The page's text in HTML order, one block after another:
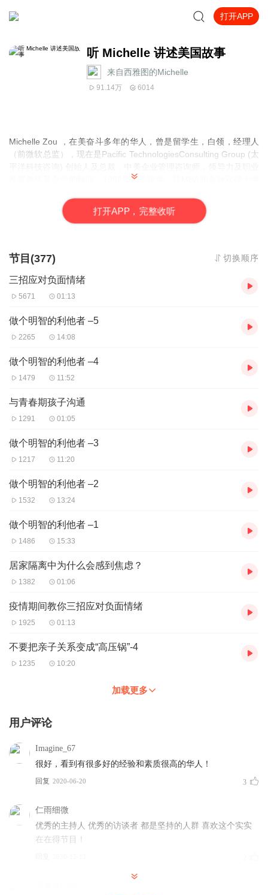
打开APP
听 Michelle 讲述美国故事
来自西雅图的Michelle
91.14万 6014
Michelle Zou ，在美奋斗多年的华人，曾是留学生，白领，经理人
（前微软总监），现在是Pacific TechnologiesConsulting Group (太
发展教练及企业的顾问。1998年赴美留学，获MBA和金融双硕士学
曾在微软、HP、EMC和IDC等多家跨国公司任职，负责产品研发、
市场调研和营销，管理过多项互联网产品与服务在全球市场的调
管理人才培养，美中商业文化，产品研发和策划，产品创新与管
理，市场营销方面的培训与咨询， 客户包括微软、中兴ZTE、东软
等。她还作为U.S. Speaker Program 的国际Speaker应美国政府邀
请到多国进行讲座。
走出您自己的美国之路！
打开APP，完整收听
节目(377) 切换顺序
三招应对负面情绪
5671 01:13
做个明智的利他者 –5
2265 14:08
做个明智的利他者 –4
1479 11:52
与青春期孩子沟通
1291 01:05
做个明智的利他者 –3
1217 11:20
做个明智的利他者 –2
1532 13:24
做个明智的利他者 –1
1486 15:33
居家隔离中为什么会感到焦虑？
1382 01:06
疫情期间教你三招应对负面情绪
1925 01:13
不要把亲子关系变成“高压锅”-4
1235 10:20
加载更多
用户评论
Imagine_67
很好，看到有很多好的经验和素质很高的华人！
回复 2020-06-20 3
仁雨细微
优秀的主持人 优秀的访谈者 都是坚持的人群 喜欢这个实实
在在得节目！